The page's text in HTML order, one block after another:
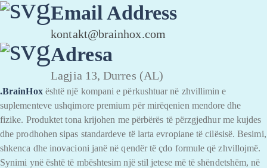
Email Address
kontakt@brainhox.com
Adresa
Lagjia 13, Durres (AL)
.BrainHoxështë një kompani e përkushtuar në zhvillimin e
suplementeve ushqimore premium për mirëqenien mendore dhe
fizike. Produktet tona krijohen me përbërës të përzgjedhur me kujdes
dhe prodhohen sipas standardeve të larta evropiane të cilësisë. Besimi,
shkenca dhe inovacioni janë në qendër të çdo formule që zhvillojmë.
Synimi ynë është të mbështesim një stil jetese më të shëndetshëm, në